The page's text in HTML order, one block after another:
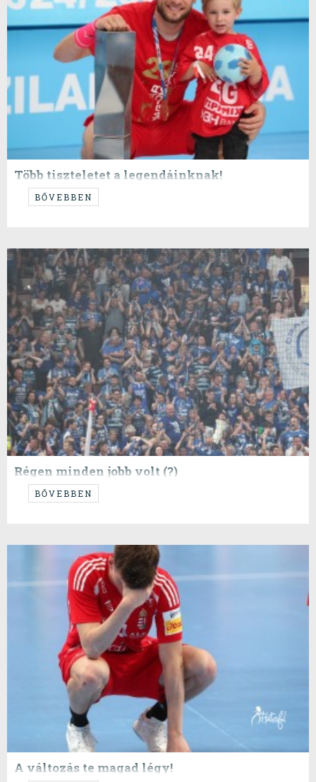
Több tiszteletet a legendáinknak!
BŐVEBBEN
Régen minden jobb volt (?)
...tartja a mondás, de vajon tényleg?
BŐVEBBEN
A változás te magad légy!